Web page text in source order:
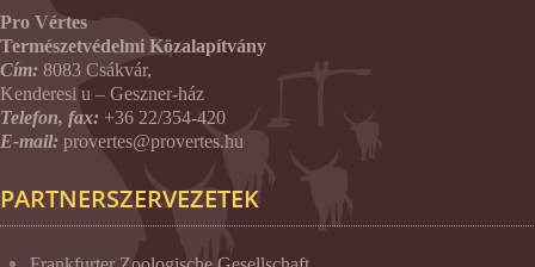
Pro Vértes
Természetvédelmi Közalapítvány
Cím: 8083 Csákvár,
Kenderesi u – Geszner-ház
Telefon, fax: +36 22/354-420
E-mail: provertes@provertes.hu
PARTNERSZERVEZETEK